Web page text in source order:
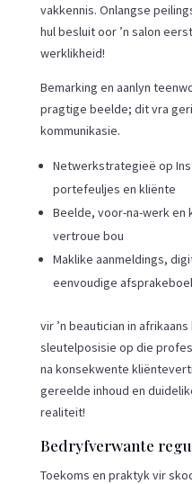
vakkennis. Onlangse
hul besluit oor ’n salon
werklikheid!
Bemarking en aanlyn
pragtige beelde; dit vra
kommunikasie.
Netwerkstrategieë op
portefeuljes en kliënte
Beelde, voor-na-werk
vertroue bou
Maklike aanmeldings,
eenvoudige
vir ’n beautician in
sleutelposisie op die
na konsekwente
gereelde inhoud en
realiteit!
Bedryfverwante
Toekoms en praktyk vir